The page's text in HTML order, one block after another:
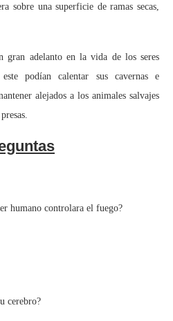
sobre una superficie de ramas secas,
adelanto en la vida de los seres
podían calentar sus cavernas e
alejados a los animales salvajes
humano controlara el fuego?
cerebro?